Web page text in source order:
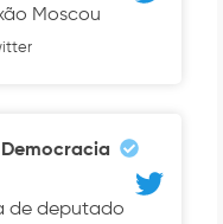
Moscou
de deputado